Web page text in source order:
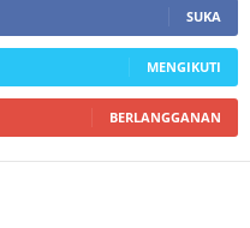
SUKA
MENGIKUTI
BERLANGGANAN